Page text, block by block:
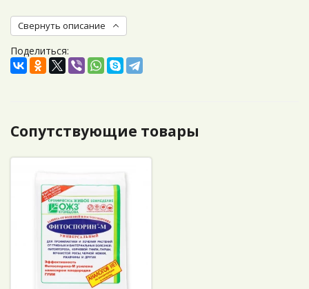
Свернуть описание
Поделиться:
Сопутствующие товары